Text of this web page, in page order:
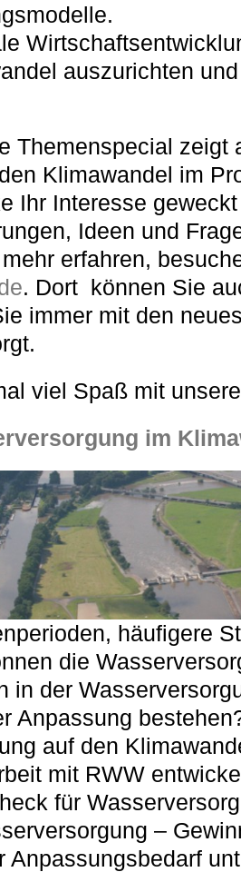
auszurichten
Themenspecial zeigt
Klimawandel im
Ihr Interesse
Ideen und
erfahren,
. Dort können Sie
immer mit den
viel Spaß mit
im
häufigere
die
in der
Anpassung
auf den
mit RWW
für
–
Anpassungsbedarf